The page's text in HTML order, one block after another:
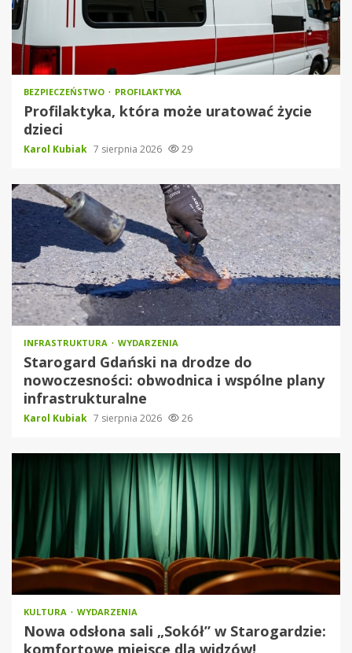
BEZPIECZEŃSTWO PROFILAKTYKA
Profilaktyka, która może uratować życie
dzieci
Karol Kubiak 7 sierpnia 2026 29
INFRASTRUKTURA WYDARZENIA
Starogard Gdański na drodze do
nowoczesności: obwodnica i wspólne plany
infrastrukturalne
Karol Kubiak 7 sierpnia 2026 26
KULTURA WYDARZENIA
Nowa odsłona sali „Sokół” w Starogardzie: